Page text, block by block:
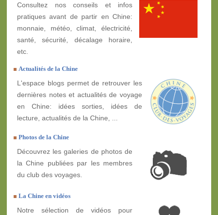
Consultez nos conseils et infos
pratiques avant de partir en Chine:
monnaie, météo, climat, électricité,
santé, sécurité, décalage horaire,
etc.
Actualités de la Chine
L'espace blogs permet de retrouver les
dernières notes et actualités de voyage
en Chine: idées sorties, idées de
lecture, actualités de la Chine, ...
Photos de la Chine
Découvrez les galeries de photos de
la Chine publiées par les membres
du club des voyages.
La Chine en vidéos
Notre sélection de vidéos pour